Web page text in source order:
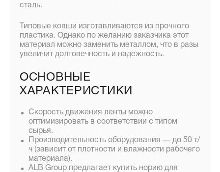
сталь.
Типовые ковши изготавливаются из прочного
пластика. Однако по желанию заказчика этот
материал можно заменить металлом, что в разы
увеличит долговечность и надежность.
ОСНОВНЫЕ
ХАРАКТЕРИСТИКИ
Скорость движения ленты можно
оптимизировать в соответствии с типом
сырья.
Производительность оборудования — до 50 т/
ч (зависит от плотности и влажности рабочего
материала).
ALB Group предлагает купить норию для